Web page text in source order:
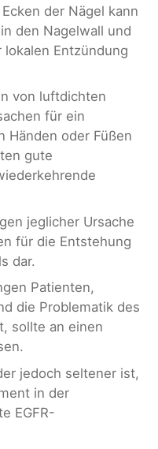
der Nägel kann
den Nagelwall und
Entzündung
von luftdichten
für ein
Händen oder Füßen
gute
jeglicher Ursache
für die Entstehung
dar.
Patienten,
die Problematik des
sollte an einen
jedoch seltener ist,
in der
EGFR-